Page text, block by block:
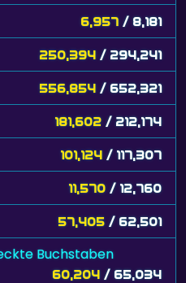
6,957 / 8,181
250,394 / 294,241
556,854 / 652,321
181,602 / 212,174
101,124 / 117,307
11,570 / 12,760
57,405 / 62,501
Buchstaben
60,204 / 65,034